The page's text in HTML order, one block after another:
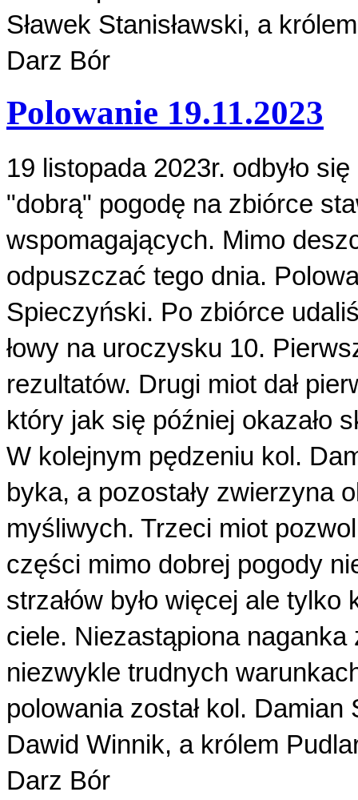
Sławek Stanisławski, a
Darz Bór
Polowanie 19.11.2023
19 listopada 2023r. odbyło
"dobrą" pogodę na zbiórce
wspomagających. Mimo
odpuszczać tego dnia.
Spieczyński. Po zbiórce
łowy na uroczysku 10.
rezultatów. Drugi miot dał
który jak się później okazało
W kolejnym pędzeniu kol.
byka, a pozostały zwierzyna
myśliwych. Trzeci miot
części mimo dobrej pogody
strzałów było więcej ale
ciele. Niezastąpiona
niezwykle trudnych
polowania został kol.
Dawid Winnik, a królem
Darz Bór